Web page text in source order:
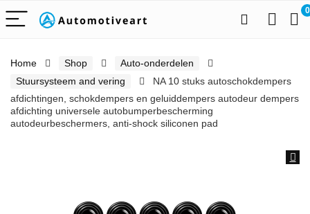
0
Home Shop
Auto-onderdelen
Stuursysteem and vering
NA 10 stuks autoschokdempers
afdichtingen, schokdempers en geluiddempers autodeur dempers
afdichting universele autobumperbescherming
autodeurbeschermers, anti-shock siliconen pad